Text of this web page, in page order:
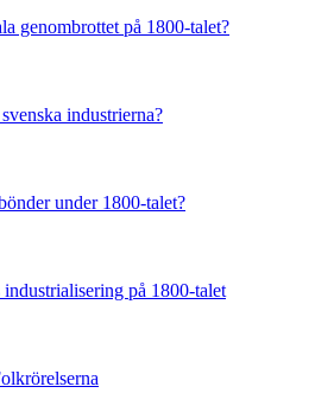
genombrottet på 1800-talet?
industrierna?
under 1800-talet?
på 1800-talet